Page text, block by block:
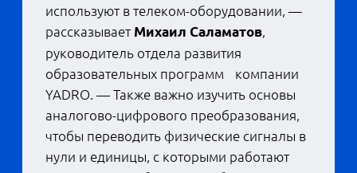
Как эпоха ИТ меняет высшее
образование, наглядно показывают
НИУ ВШЭ. На сегодня в университете